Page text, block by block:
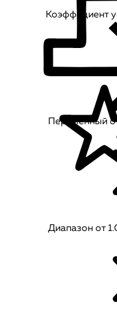
Коэффициент
Переменный
Диапазон от